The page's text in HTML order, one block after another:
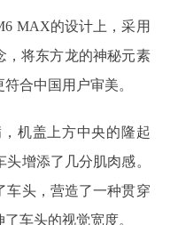
MAX的设计上，采用
，将东方龙的神秘元素
合中国用户审美。
机盖上方中央的隆起
增添了几分肌肉感。
车头，营造了一种贯穿
车头的视觉宽度。